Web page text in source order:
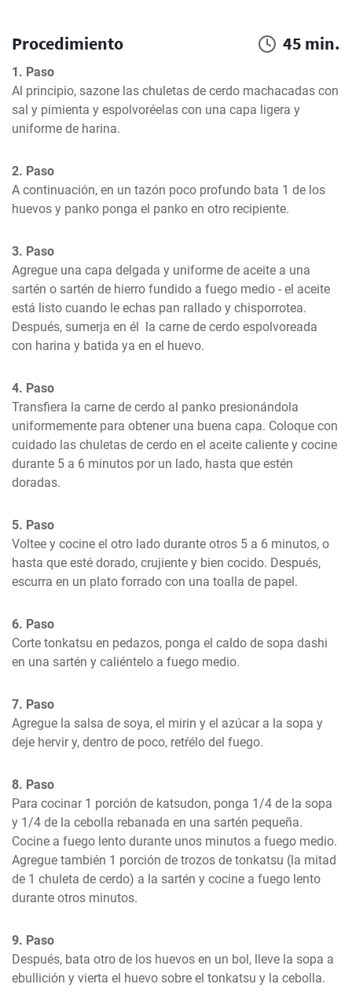
Procedimiento 45 min.
1. Paso
Al principio, sazone las chuletas de cerdo machacadas con
sal y pimienta y espolvoréelas con una capa ligera y
uniforme de harina.
2. Paso
A continuación, en un tazón poco profundo bata 1 de los
huevos y panko ponga el panko en otro recipiente.
3. Paso
Agregue una capa delgada y uniforme de aceite a una
sartén o sartén de hierro fundido a fuego medio - el aceite
está listo cuando le echas pan rallado y chisporrotea.
Después, sumerja en él  la carne de cerdo espolvoreada
con harina y batida ya en el huevo.
4. Paso
Transfiera la carne de cerdo al panko presionándola
uniformemente para obtener una buena capa. Coloque con
cuidado las chuletas de cerdo en el aceite caliente y cocine
durante 5 a 6 minutos por un lado, hasta que estén
doradas.
5. Paso
Voltee y cocine el otro lado durante otros 5 a 6 minutos, o
hasta que esté dorado, crujiente y bien cocido. Después,
escurra en un plato forrado con una toalla de papel.
6. Paso
Corte tonkatsu en pedazos, ponga el caldo de sopa dashi
en una sartén y caliéntelo a fuego medio.
7. Paso
Agregue la salsa de soya, el mirin y el azúcar a la sopa y
deje hervir y, dentro de poco, retŕélo del fuego.
8. Paso
Para cocinar 1 porción de katsudon, ponga 1/4 de la sopa
y 1/4 de la cebolla rebanada en una sartén pequeña.
Cocine a fuego lento durante unos minutos a fuego medio.
Agregue también 1 porción de trozos de tonkatsu (la mitad
de 1 chuleta de cerdo) a la sartén y cocine a fuego lento
durante otros minutos.
9. Paso
Después, bata otro de los huevos en un bol, lleve la sopa a
ebullición y vierta el huevo sobre el tonkatsu y la cebolla.